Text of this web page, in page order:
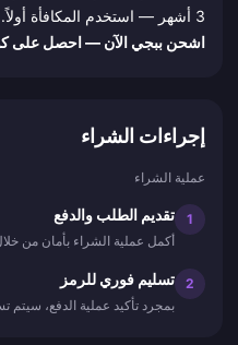
3 أشهر — استخدم المكافأة أولاً.
اشحن ببجي الآن — احصل على
إجراءات الشراء
عملية الشراء
1 تقديم الطلب والدفع
أكمل عملية الشراء بأمان من
2 تسليم فوري للرمز
بمجرد تأكيد عملية الدفع، سيتم تسليم